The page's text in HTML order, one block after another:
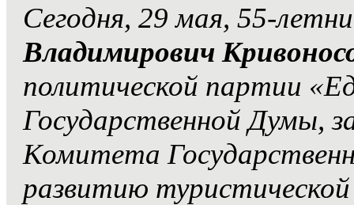
Сегодня, 29 мая, 55-
Владимирович
политической партии
Государственной Думы,
Комитета
развитию